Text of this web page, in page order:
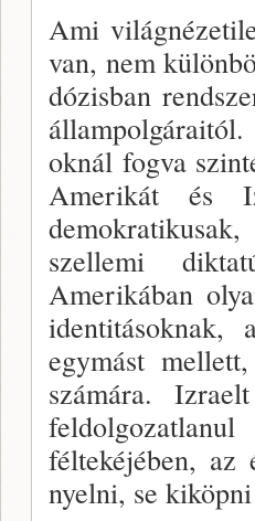
Ami
van, nem
dózisban
oknál fogva
Amerikát és
szellemi
Amerikában
identitásoknak,
egymást
számára.
féltekéjében, az
nyelni, se